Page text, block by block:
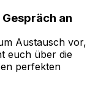
an
Austausch vor,
euch über die
perfekten